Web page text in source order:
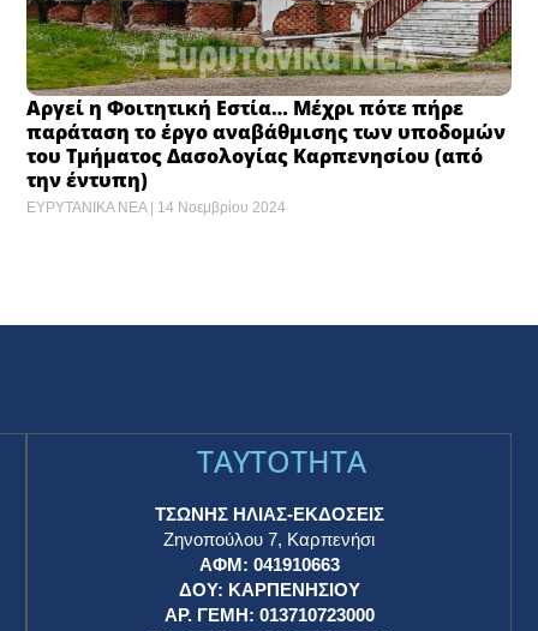
Αργεί η Φοιτητική Εστία… Μέχρι πότε πήρε
παράταση το έργο αναβάθμισης των υποδομών
του Τμήματος Δασολογίας Καρπενησίου (από
την έντυπη)
ΕΥΡΥΤΑΝΙΚΑ ΝΕΑ 14 Νοεμβρίου 2024
TAYTOTHTA
ΤΣΩΝΗΣ ΗΛΙΑΣ-ΕΚΔΟΣΕΙΣ
Ζηνοπούλου 7, Καρπενήσι
ΑΦΜ: 041910663
ΔΟΥ: ΚΑΡΠΕΝΗΣΙΟΥ
ΑΡ. ΓΕΜΗ: 013710723000